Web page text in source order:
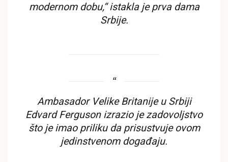
modernom dobu,“ istakla je prva dama
Srbije.
Ambasador Velike Britanije u Srbiji
Edvard Ferguson izrazio je zadovoljstvo
što je imao priliku da prisustvuje ovom
jedinstvenom događaju.